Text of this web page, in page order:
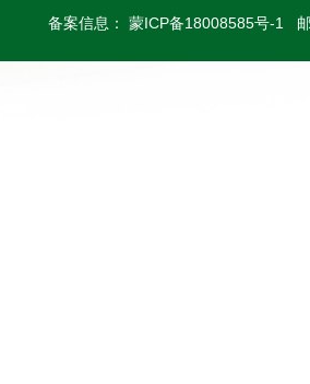
备案信息： 蒙ICP备18008585号-1